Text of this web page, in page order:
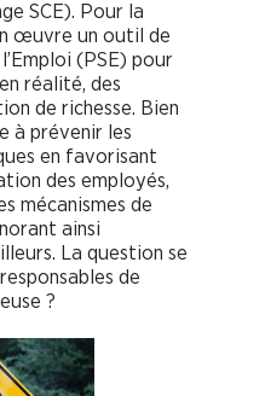
SCE). Pour la
œuvre un outil de
(PSE) pour
réalité, des
de richesse. Bien
à prévenir les
en favorisant
des employés,
mécanismes de
ainsi
La question se
de
?